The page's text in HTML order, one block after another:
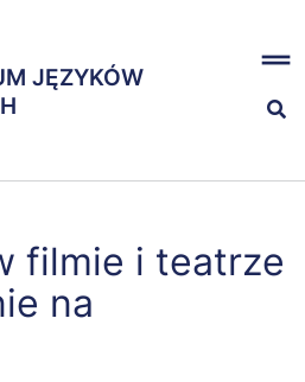
treści
JĘZYKÓW
x
JĘZYKÓW
filmie i teatrze
na